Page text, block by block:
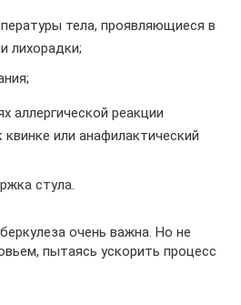
тела, проявляющиеся в
лихорадки;
аллергической реакции
или анафилактический
стула.
очень важна. Но не
пытаясь ускорить процесс